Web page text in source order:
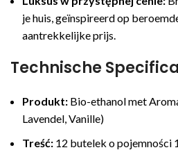
je huis, geïnspireerd op
aantrekkelijke prijs.
Technische
Produkt: Bio-ethanol met
Lavendel, Vanille)
Treść: 12 butelek o pojemności